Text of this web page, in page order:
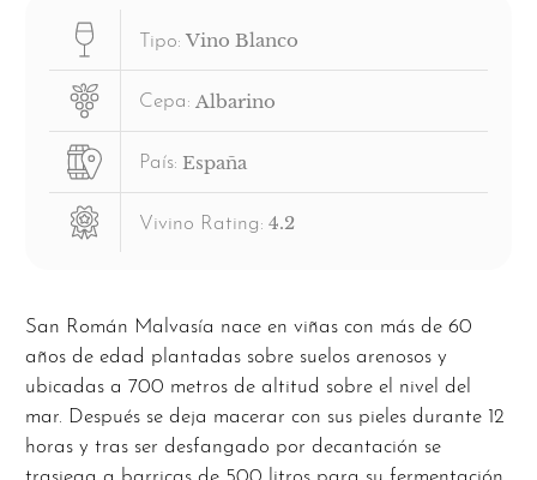
Tipo: Vino Blanco
Cepa: Albarino
País: España
Vivino Rating: 4.2
San Román Malvasía nace en viñas con más de 60
años de edad plantadas sobre suelos arenosos y
ubicadas a 700 metros de altitud sobre el nivel del
mar. Después se deja macerar con sus pieles durante 12
horas y tras ser desfangado por decantación se